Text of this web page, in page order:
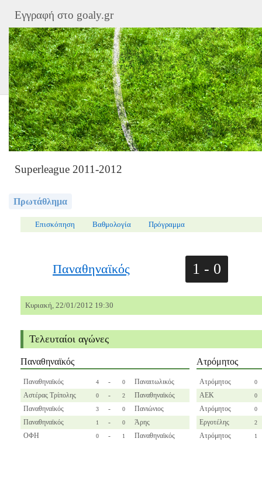
Εγγραφή στο goaly.gr
Superleague 2011-2012
Πρωτάθλημα
Επισκόπηση Βαθμολογία Πρόγραμμα
Παναθηναϊκός 1 - 0
Κυριακή, 22/01/2012 19:30
Τελευταίοι αγώνες
Παναθηναϊκός
Παναθηναϊκός 4 - 0
Παναιτωλικός
Αστέρας Τρίπολης
0 - 2
Παναθηναϊκός
Παναθηναϊκός
3 - 0
Πανιώνιος
Παναθηναϊκός
1 - 0
Άρης
ΟΦΗ
0 - 1 Παναθηναϊκός
Ατρόμητος
Ατρόμητος 0
ΑΕΚ 0
Ατρόμητος 0
Εργοτέλης 2
Ατρόμητος 1